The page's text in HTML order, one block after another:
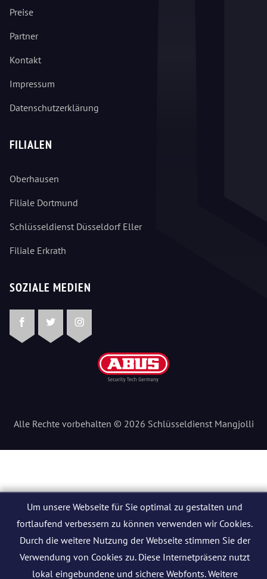
Preise
Partner
Kontakt
Impressum
Datenschutzerklärung
FILIALEN
Oberhausen
Filiale Dortmund
Schlüsseldienst Düsseldorf Eller
Filiale Erkrath
SOZIALE MEDIEN
FacebookTwitterInstagram
Alle Rechte vorbehalten © 2026 Schlüsseldienst Mangjolli
Um unsere Webseite für Sie optimal zu gestalten und
fortlaufend verbessern zu können verwenden wir Cookies.
Durch die weitere Nutzung der Webseite stimmen Sie der
Verwendung von Cookies zu. Diese Internetpräsenz nutzt
lokal eingebundene und sichere Webfonts. Weitere